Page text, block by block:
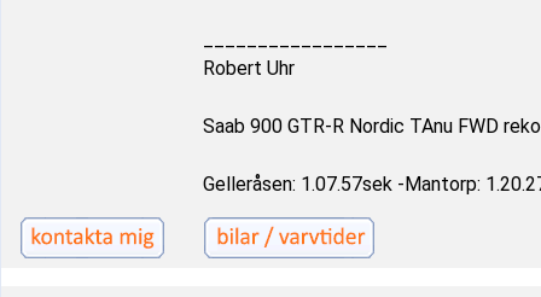
Robert Uhr
Saab 900 GTR-R Nordic TAnu FWD
Gelleråsen: 1.07.57sek -Mantorp: